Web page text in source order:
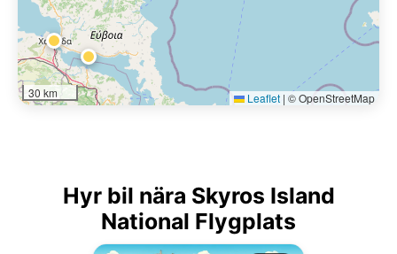
30 km Leaflet | © OpenStreetMap
Hyr bil nära Skyros Island
National Flygplats